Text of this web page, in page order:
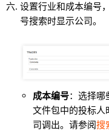
设置行业和成本编号
号搜索时显示公司。
成本编号：选择哪
文件包中的投标人
司调出。请参阅搜